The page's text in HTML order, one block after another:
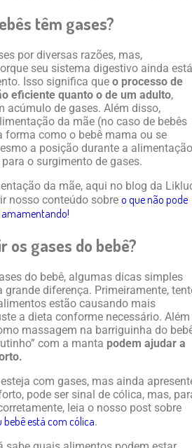
têm gases?
por diversas razões, mas,
seu sistema digestivo ainda está
Isso significa que o processo de
eficiente quanto o de um adulto,
acúmulo de gases. Além disso,
da mãe (no caso de bebês
forma como o bebê mama ou se
a posição durante a
o surgimento de gases.
da mãe, aqui no blog da
nosso conteúdo sobre o que não pode
os gases do bebê?
do bebê, algumas dicas simples
grande diferença. Primeiramente,
estão causando mais
a dieta conforme necessário. Além
massagem na barriguinha do
com a manta podem ajudar a
com gases, mas ainda
pode ser sinal de cólica, mas,
leia o nosso post sobre
bebê está com cólica.